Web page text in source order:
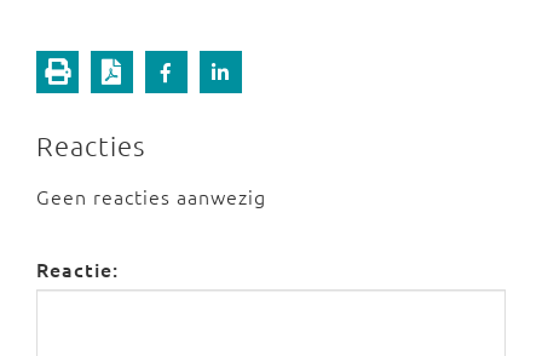
Reacties
Geen reacties aanwezig
Reactie: